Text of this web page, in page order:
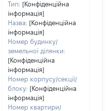
Тип: [Конфіденційна
інформація]
Назва: [Конфіденційна
інформація]
Номер будинку/
земельної ділянки:
[Конфіденційна
інформація]
Номер корпусу/секції/
блоку: [Конфіденційна
інформація]
Номер квартири/